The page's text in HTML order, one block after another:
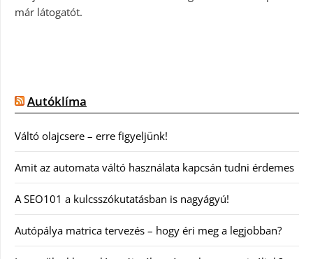
már látogatót.
Autóklíma
Váltó olajcsere – erre figyeljünk!
Amit az automata váltó használata kapcsán tudni érdemes
A SEO101 a kulcsszókutatásban is nagyágyú!
Autópálya matrica tervezés – hogy éri meg a legjobban?